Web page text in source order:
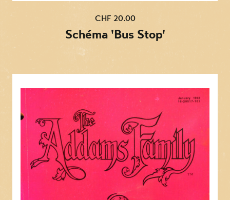
CHF 20.00
Schéma 'Bus Stop'